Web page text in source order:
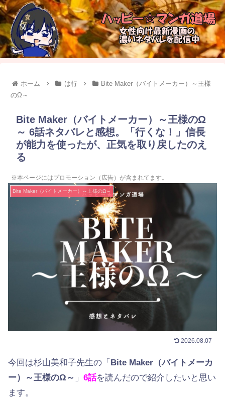
ホーム は行
Bite Maker（バイトメーカー）～王様
のΩ～
Bite Maker（バイトメーカー）～王様のΩ
～ 6話ネタバレと感想。「行くな！」信長
が能力を使ったが、正気を取り戻したのえ
る
※本ページにはプロモーション（広告）が含まれてます。
Bite Maker（バイトメーカー）～王様のΩ～
2026.08.07
今回は杉山美和子先生の「 Bite Maker（バイトメーカ
ー）～王様のΩ～ 」 6話を読んだので紹介したいと思い
ます。